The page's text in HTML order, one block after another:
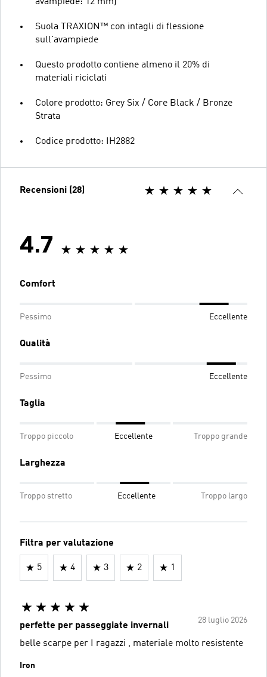
Suola TRAXION™ con intagli di flessione
sull'avampiede
Questo prodotto contiene almeno il 20% di
materiali riciclati
Colore prodotto: Grey Six / Core Black / Bronze
Strata
Codice prodotto: IH2882
Recensioni (28)
4.7
Comfort
Pessimo Eccellente
Qualità
Pessimo Eccellente
Taglia
Troppo piccolo Eccellente Troppo grande
Larghezza
Troppo stretto Eccellente Troppo largo
Filtra per valutazione
5 4 3 2 1
28 luglio 2026
perfette per passeggiate invernali
belle scarpe per I ragazzi , materiale molto resistente
Iron